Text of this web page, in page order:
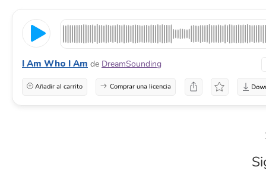
I Am Who I Am de DreamSounding
Añadir al carrito Comprar una licencia